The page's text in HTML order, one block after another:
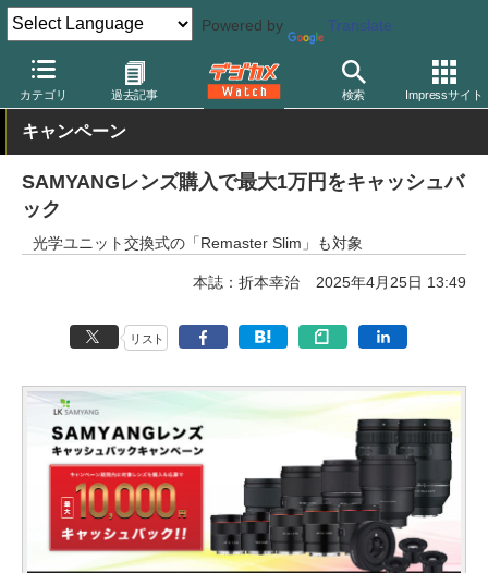
Powered by Translate
カテゴリ 過去記事 検索 Impressサイト
デジカメ Watch レンズ 交換レンズ
キャンペーン
SAMYANGレンズ購入で最大1万円をキャッシュバ
ック
光学ユニット交換式の「Remaster Slim」も対象
本誌：折本幸治 2025年4月25日 13:49
リスト